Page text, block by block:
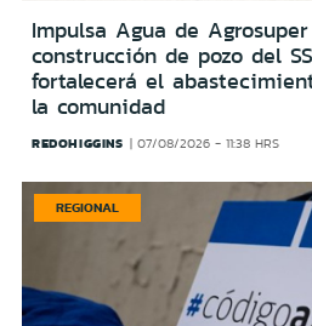
Impulsa Agua de
construcción de pozo del
fortalecerá el
la comunidad
REDOHIGGINS 07/08/2026 - 11:38 HRS
REGIONAL